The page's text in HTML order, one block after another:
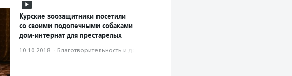
Курские зоозащитники посетили
со своими подопечными собаками
дом-интернат для престарелых
10.10.2018 · Благотвори­тель­ность и доброволь­чест­во